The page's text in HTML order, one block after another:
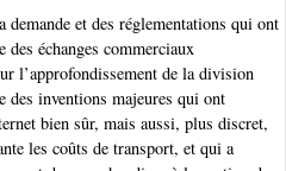
et des réglementations qui ont
des échanges commerciaux
l’approfondissement de la division
inventions majeures qui ont
bien sûr, mais aussi, plus discret,
les coûts de transport, et qui a